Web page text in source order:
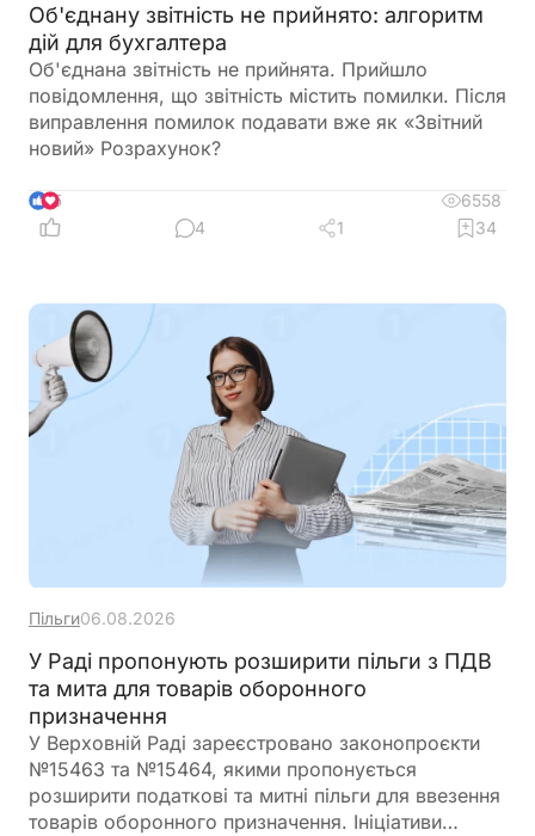
Об'єднану звітність не прийнято: алгоритм
дій для бухгалтера
Об'єднана звітність не прийнята. Прийшло
повідомлення, що звітність містить помилки. Після
виправлення помилок подавати вже як «Звітний
новий» Розрахунок?
5
6558
4
1 34
Пільги06.08.2026
У Раді пропонують розширити пільги з ПДВ
та мита для товарів оборонного
призначення
У Верховній Раді зареєстровано законопроєкти
№15463 та №15464, якими пропонується
розширити податкові та митні пільги для ввезення
товарів оборонного призначення. Ініціативи